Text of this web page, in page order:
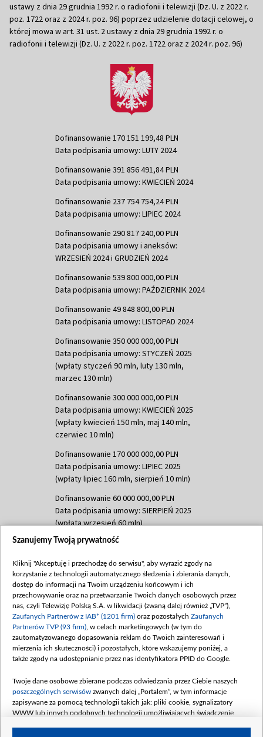
ustawy z dnia 29 grudnia 1992 r. o radiofonii i telewizji (Dz. U. z 2022 r.
poz. 1722 oraz z 2024 r. poz. 96) poprzez udzielenie dotacji celowej, o
której mowa w art. 31 ust. 2 ustawy z dnia 29 grudnia 1992 r. o
radiofonii i telewizji (Dz. U. z 2022 r. poz. 1722 oraz z 2024 r. poz. 96)
Dofinansowanie 170 151 199,48 PLN
Data podpisania umowy: LUTY 2024
Dofinansowanie 391 856 491,84 PLN
Data podpisania umowy: KWIECIEŃ 2024
Dofinansowanie 237 754 754,24 PLN
Data podpisania umowy: LIPIEC 2024
Dofinansowanie 290 817 240,00 PLN
Data podpisania umowy i aneksów:
WRZESIEŃ 2024 i GRUDZIEŃ 2024
Dofinansowanie 539 800 000,00 PLN
Data podpisania umowy: PAŹDZIERNIK 2024
Dofinansowanie 49 848 800,00 PLN
Data podpisania umowy: LISTOPAD 2024
Dofinansowanie 350 000 000,00 PLN
Data podpisania umowy: STYCZEŃ 2025
(wpłaty styczeń 90 mln, luty 130 mln,
marzec 130 mln)
Dofinansowanie 300 000 000,00 PLN
Data podpisania umowy: KWIECIEŃ 2025
(wpłaty kwiecień 150 mln, maj 140 mln,
czerwiec 10 mln)
Dofinansowanie 170 000 000,00 PLN
Data podpisania umowy: LIPIEC 2025
(wpłaty lipiec 160 mln, sierpień 10 mln)
Dofinansowanie 60 000 000,00 PLN
Data podpisania umowy: SIERPIEŃ 2025
(wpłata wrzesień 60 mln)
Dofinansowanie 635 783 051,21 PLN
(wpłata wrzesień 100 mln, październik 350
mln, listopad 265 mln)
Dofinansowanie 48 862 000,00 PLN
Data podpisania umowy: GRUDZIEŃ 2025
(wpłata grudzień 60,548 mln)
Dofinansowanie 900 000 000,00 PLN
Data podpisania umowy: LUTY 2026 (wpłata
kwiecień 180 mln, 7 maja 180 mln, 8
czerwca 90 mln)
Dofinansowanie 250 000 000,00 PLN
Szanujemy Twoją prywatność
Kliknij "Akceptuję i przechodzę do serwisu", aby wyrazić zgody na
korzystanie z technologii automatycznego śledzenia i zbierania danych,
dostęp do informacji na Twoim urządzeniu końcowym i ich
przechowywanie oraz na przetwarzanie Twoich danych osobowych przez
nas, czyli Telewizję Polską S.A. w likwidacji (zwaną dalej również „TVP”),
Zaufanych Partnerów z IAB* (1201 firm) oraz pozostałych Zaufanych
Partnerów TVP (93 firm) , w celach marketingowych (w tym do
zautomatyzowanego dopasowania reklam do Twoich zainteresowań i
mierzenia ich skuteczności) i pozostałych, które wskazujemy poniżej, a
także zgody na udostępnianie przez nas identyfikatora PPID do Google.
Twoje dane osobowe zbierane podczas odwiedzania przez Ciebie naszych
poszczególnych serwisów zwanych dalej „Portalem”, w tym informacje
zapisywane za pomocą technologii takich jak: pliki cookie, sygnalizatory
WWW lub innych podobnych technologii umożliwiających świadczenie